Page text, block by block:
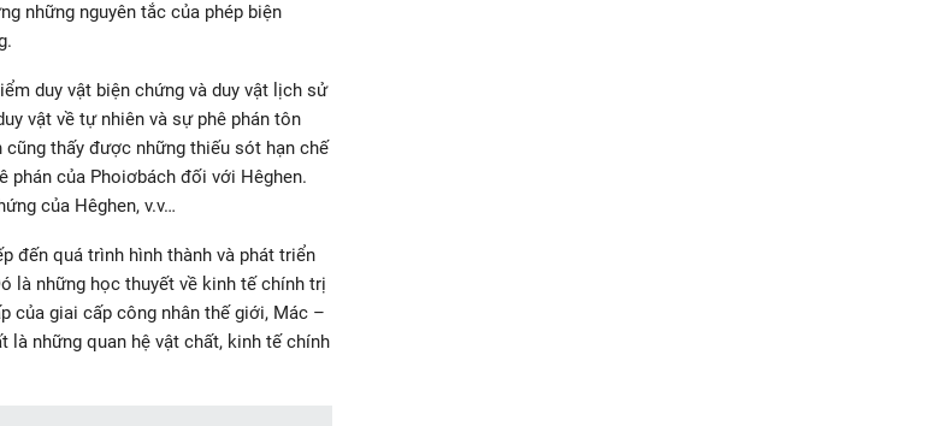
những nguyên tắc của phép biện
duy vật biện chứng và duy vật lịch sử
vật về tự nhiên và sự phê phán tôn
cũng thấy được những thiếu sót hạn chế
phán của Phoiơbách đối với Hêghen.
của Hêghen, v.v…
đến quá trình hình thành và phát triển
là những học thuyết về kinh tế chính trị
của giai cấp công nhân thế giới, Mác –
là những quan hệ vật chất, kinh tế chính